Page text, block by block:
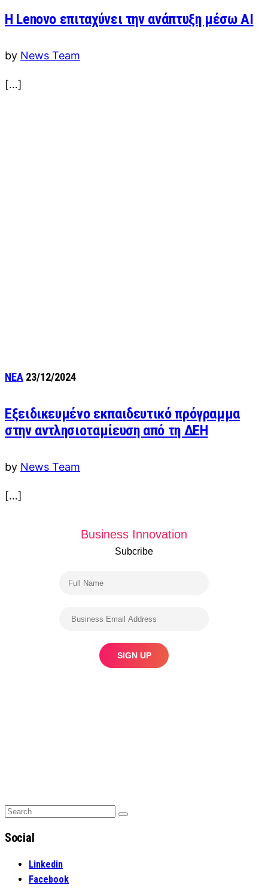
Η Lenovo επιταχύνει την ανάπτυξη μέσω AI
by News Team
[…]
ΝΕΑ 23/12/2024
Εξειδικευμένο εκπαιδευτικό πρόγραμμα
στην αντλησιοταμίευση από τη ΔΕΗ
by News Team
[…]
Business Innovation
Subcribe
Search
Search
Social
Linkedin
Facebook